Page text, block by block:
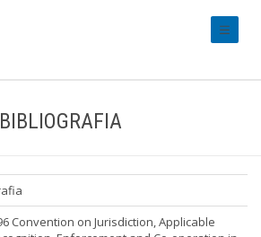
BIBLIOGRAFIA
Convention on Jurisdiction, Applicable